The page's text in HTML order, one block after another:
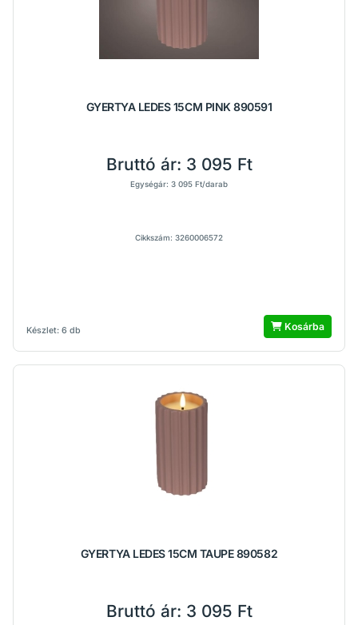
GYERTYA LEDES 15CM PINK 890591
Készlet: 6 db
Bruttó ár: 3 095 Ft
Egységár: 3 095 Ft/darab
Cikkszám: 3260006572
Kosárba
GYERTYA LEDES 15CM TAUPE 890582
Bruttó ár: 3 095 Ft